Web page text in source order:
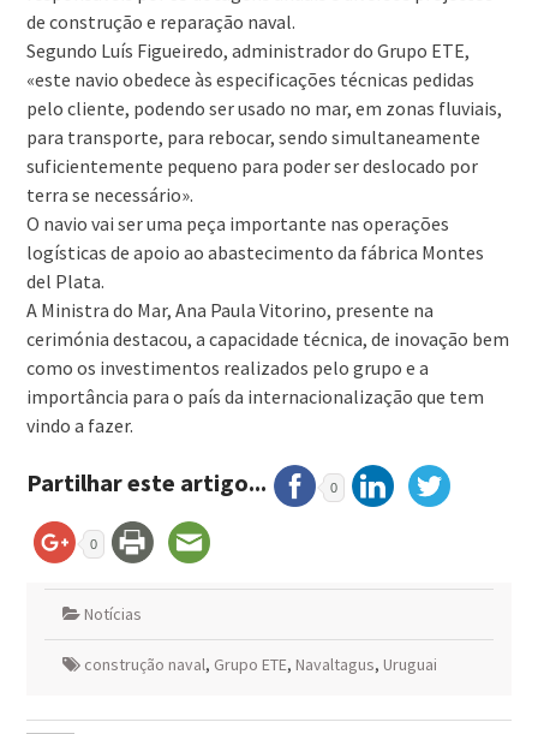
de construção e reparação naval.
Segundo Luís Figueiredo, administrador do Grupo ETE,
«este navio obedece às especificações técnicas pedidas
pelo cliente, podendo ser usado no mar, em zonas fluviais,
para transporte, para rebocar, sendo simultaneamente
suficientemente pequeno para poder ser deslocado por
terra se necessário».
O navio vai ser uma peça importante nas operações
logísticas de apoio ao abastecimento da fábrica Montes
del Plata.
A Ministra do Mar, Ana Paula Vitorino, presente na
cerimónia destacou, a capacidade técnica, de inovação bem
como os investimentos realizados pelo grupo e a
importância para o país da internacionalização que tem
vindo a fazer.
Partilhar este artigo... 0
0
Notícias
construção naval, Grupo ETE, Navaltagus, Uruguai